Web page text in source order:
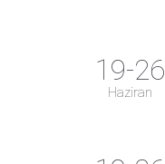
19-26
Haziran